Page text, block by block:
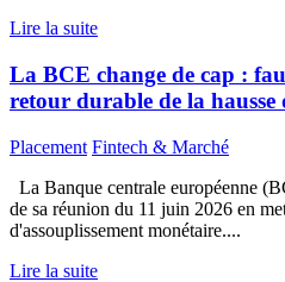
Lire la suite
La BCE change de cap :
retour durable de la hausse
Placement Fintech & Marché
La Banque centrale européenne
de sa réunion du 11 juin 2026 en
d'assouplissement monétaire....
Lire la suite